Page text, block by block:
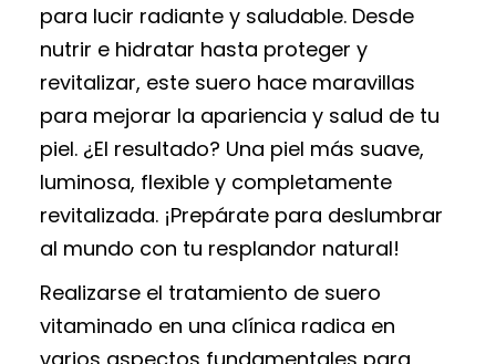
para lucir radiante y saludable. Desde
nutrir e hidratar hasta proteger y
revitalizar, este suero hace maravillas
para mejorar la apariencia y salud de tu
piel. ¿El resultado? Una piel más suave,
luminosa, flexible y completamente
revitalizada. ¡Prepárate para deslumbrar
al mundo con tu resplandor natural!
Realizarse el tratamiento de suero
vitaminado en una clínica radica en